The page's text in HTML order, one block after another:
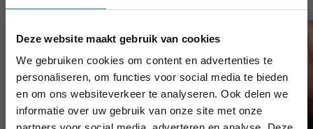
Deze website maakt gebruik van cookies
We gebruiken cookies om content en advertenties te
personaliseren, om functies voor social media te bieden
en om ons websiteverkeer te analyseren. Ook delen we
informatie over uw gebruik van onze site met onze
De hittegolf houdt aan... onze actie ook! 10%